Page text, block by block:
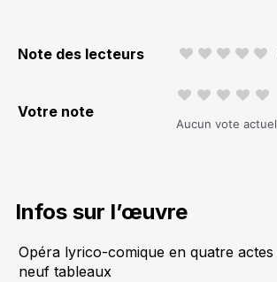
Note des lecteurs
Votre note
Aucun vote
Infos sur l’œuvre
Opéra lyrico-comique en quatre actes
neuf tableaux